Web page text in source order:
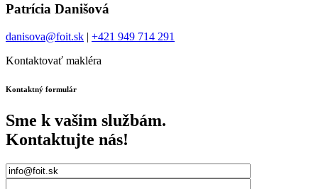
Patrícia Danišová
danisova@foit.sk | +421 949 714 291
Kontaktovať makléra
Kontaktný formulár
Sme k vašim službám.
Kontaktujte nás!